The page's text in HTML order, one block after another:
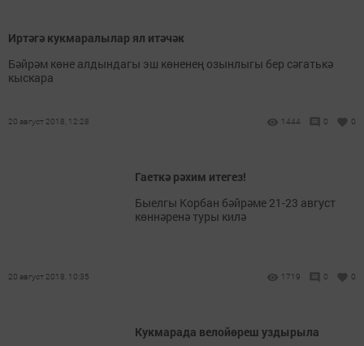
Иртәгә кукмаралылар ял итәчәк
Бәйрәм көне алдындагы эш көненең озынлыгы бер сәгатькә
кыскара
20 август 2018, 12:28 1444 0 0
Гаеткә рәхим итегез!
Быелгы Корбан бәйрәме 21-23 август
көннәренә туры килә
20 август 2018, 10:35 1719 0 0
Кукмарада велойөреш уздырыла